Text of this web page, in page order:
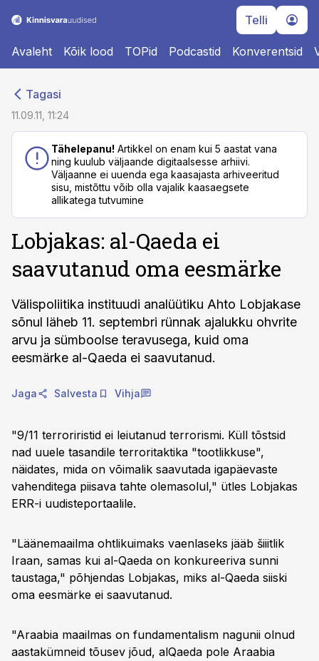
Telli
Avaleht Kõik lood TOPid Podcastid Konverentsid
Tagasi
11.09.11, 11:24
Tähelepanu! Artikkel on enam kui 5 aastat vana
ning kuulub väljaande digitaalsesse arhiivi.
Väljaanne ei uuenda ega kaasajasta arhiveeritud
sisu, mistõttu võib olla vajalik kaasaegsete
allikatega tutvumine
Lobjakas: al-Qaeda ei
saavutanud oma eesmärke
Välispoliitika instituudi analüütiku Ahto Lobjakase
sõnul läheb 11. septembri rünnak ajalukku ohvrite
arvu ja sümboolse teravusega, kuid oma
eesmärke al-Qaeda ei saavutanud.
Jaga Salvesta Vihja
"9/11 terroriristid ei leiutanud terrorismi. Küll tõstsid
nad uuele tasandile terroritaktika "tootlikkuse",
näidates, mida on võimalik saavutada igapäevaste
vahenditega piisava tahte olemasolul," ütles Lobjakas
ERR-i uudisteportaalile.
"Läänemaailma ohtlikuimaks vaenlaseks jääb šiiitlik
Iraan, samas kui al-Qaeda on konkureeriva sunni
taustaga," põhjendas Lobjakas, miks al-Qaeda siiski
oma eesmärke ei saavutanud.
"Araabia maailmas on fundamentalism nagunii olnud
aastakümneid tõusev jõud, alQaeda pole Araabia